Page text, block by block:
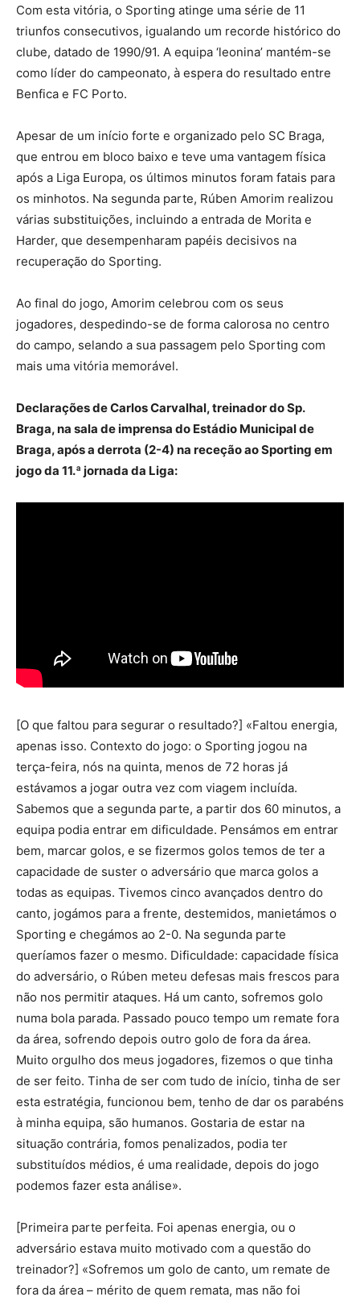
Com esta vitória, o Sporting atinge uma série de 11
triunfos consecutivos, igualando um recorde histórico do
clube, datado de 1990/91. A equipa ‘leonina’ mantém-se
como líder do campeonato, à espera do resultado entre
Benfica e FC Porto.
Apesar de um início forte e organizado pelo SC Braga,
que entrou em bloco baixo e teve uma vantagem física
após a Liga Europa, os últimos minutos foram fatais para
os minhotos. Na segunda parte, Rúben Amorim realizou
várias substituições, incluindo a entrada de Morita e
Harder, que desempenharam papéis decisivos na
recuperação do Sporting.
Ao final do jogo, Amorim celebrou com os seus
jogadores, despedindo-se de forma calorosa no centro
do campo, selando a sua passagem pelo Sporting com
mais uma vitória memorável.
Declarações de Carlos Carvalhal, treinador do Sp.
Braga, na sala de imprensa do Estádio Municipal de
Braga, após a derrota (2-4) na receção ao Sporting em
jogo da 11.ª jornada da Liga:
[O que faltou para segurar o resultado?] «Faltou energia,
apenas isso. Contexto do jogo: o Sporting jogou na
terça-feira, nós na quinta, menos de 72 horas já
estávamos a jogar outra vez com viagem incluída.
Sabemos que a segunda parte, a partir dos 60 minutos, a
equipa podia entrar em dificuldade. Pensámos em entrar
bem, marcar golos, e se fizermos golos temos de ter a
capacidade de suster o adversário que marca golos a
todas as equipas. Tivemos cinco avançados dentro do
canto, jogámos para a frente, destemidos, manietámos o
Sporting e chegámos ao 2-0. Na segunda parte
queríamos fazer o mesmo. Dificuldade: capacidade física
do adversário, o Rúben meteu defesas mais frescos para
não nos permitir ataques. Há um canto, sofremos golo
numa bola parada. Passado pouco tempo um remate fora
da área, sofrendo depois outro golo de fora da área.
Muito orgulho dos meus jogadores, fizemos o que tinha
de ser feito. Tinha de ser com tudo de início, tinha de ser
esta estratégia, funcionou bem, tenho de dar os parabéns
à minha equipa, são humanos. Gostaria de estar na
situação contrária, fomos penalizados, podia ter
substituídos médios, é uma realidade, depois do jogo
podemos fazer esta análise».
[Primeira parte perfeita. Foi apenas energia, ou o
adversário estava muito motivado com a questão do
treinador?] «Sofremos um golo de canto, um remate de
fora da área – mérito de quem remata, mas não foi